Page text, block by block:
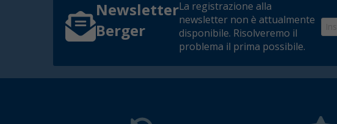
Newsletter
Berger
La registrazione alla
newsletter non è attualmente
disponibile. Risolveremo il
problema il prima possibile.